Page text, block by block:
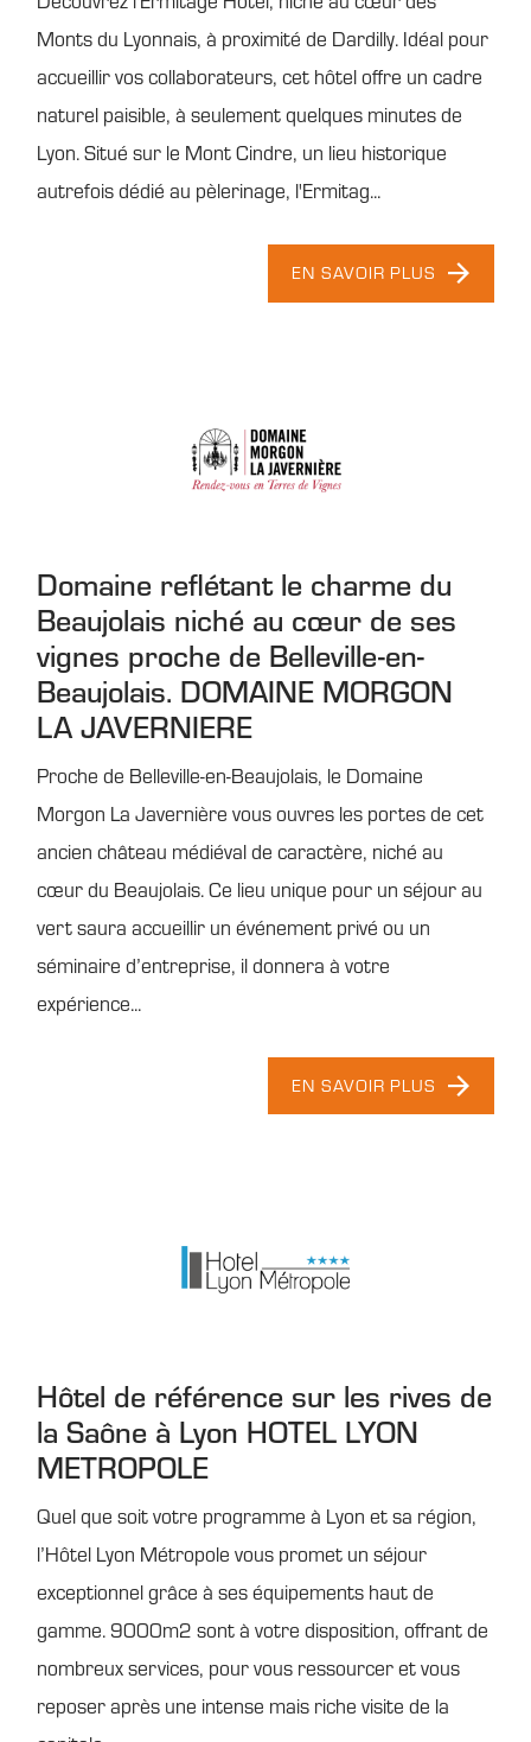
Monts du Lyonnais, à proximité de Dardilly. Idéal pour
accueillir vos collaborateurs, cet hôtel offre un cadre
naturel paisible, à seulement quelques minutes de
Lyon. Situé sur le Mont Cindre, un lieu historique
autrefois dédié au pèlerinage, l'Ermitag...
EN SAVOIR PLUS
Domaine reflétant le charme du
Beaujolais niché au cœur de ses
vignes proche de Belleville-en-
Beaujolais. DOMAINE MORGON
LA JAVERNIERE
Proche de Belleville-en-Beaujolais, le Domaine
Morgon La Javernière vous ouvres les portes de cet
ancien château médiéval de caractère, niché au
cœur du Beaujolais. Ce lieu unique pour un séjour au
vert saura accueillir un événement privé ou un
séminaire d’entreprise, il donnera à votre
expérience...
EN SAVOIR PLUS
Hôtel de référence sur les rives de
la Saône à Lyon HOTEL LYON
METROPOLE
Quel que soit votre programme à Lyon et sa région,
l’Hôtel Lyon Métropole vous promet un séjour
exceptionnel grâce à ses équipements haut de
gamme. 9000m2 sont à votre disposition, offrant de
nombreux services, pour vous ressourcer et vous
reposer après une intense mais riche visite de la